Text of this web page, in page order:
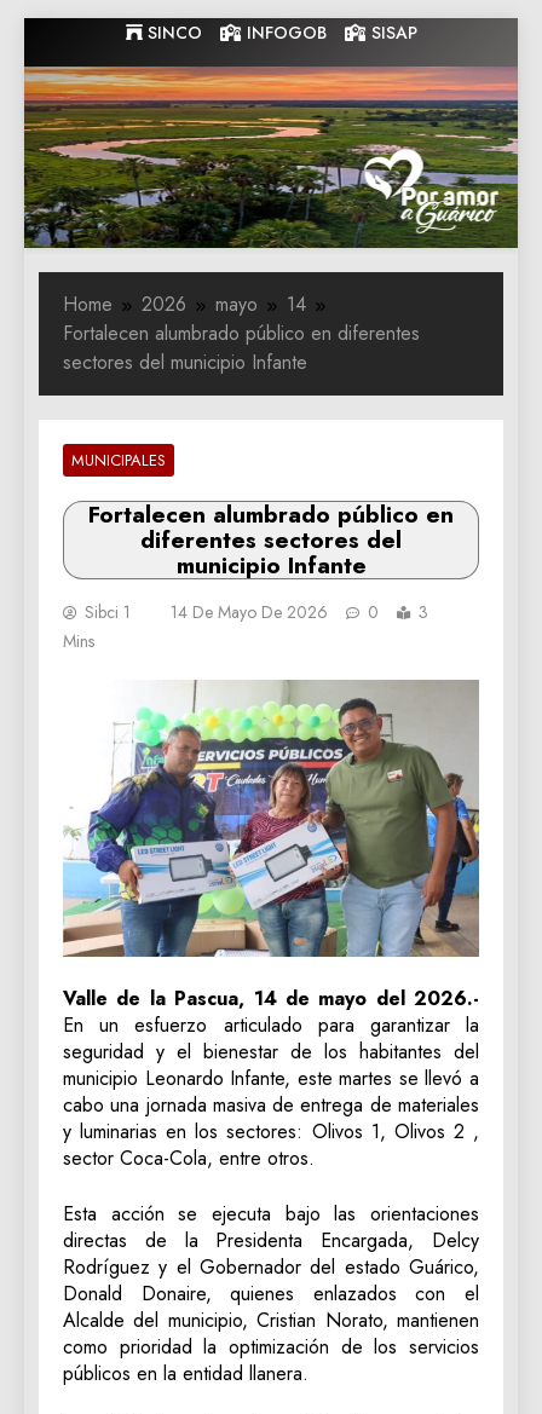
to
content
SINCO INFOGOB SISAP
Gobernacion
de Guarico
Gobernacion de Guarico
Home 2026 mayo
14
Fortalecen alumbrado público en diferentes
sectores del municipio Infante
MUNICIPALES
Fortalecen alumbrado público en
diferentes sectores del
municipio Infante
Sibci 1 14 De Mayo De 2026 0
3
Mins
Valle de la Pascua, 14 de mayo del 2026.-
En un esfuerzo articulado para garantizar la
seguridad y el bienestar de los habitantes del
municipio Leonardo Infante, este martes se llevó a
cabo una jornada masiva de entrega de materiales
y luminarias en los sectores: Olivos 1, Olivos 2 ,
sector Coca-Cola, entre otros.
Esta acción se ejecuta bajo las orientaciones
directas de la Presidenta Encargada, Delcy
Rodríguez y el Gobernador del estado Guárico,
Donald Donaire, quienes enlazados con el
Alcalde del municipio, Cristian Norato, mantienen
como prioridad la optimización de los servicios
públicos en la entidad llanera.